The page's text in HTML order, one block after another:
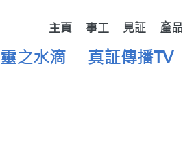
主頁 事工 見証 產品
靈之水滴 真証傳播TV